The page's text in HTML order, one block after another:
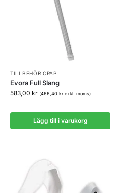
TILLBEHÖR CPAP
Evora Full Slang
583,00 kr (466,40 krexkl. moms)
Lägg till i varukorg